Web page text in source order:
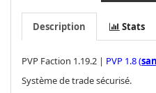
Description Stats
PVP Faction 1.19.2 | PVP 1.8 (
Système de trade sécurisé.